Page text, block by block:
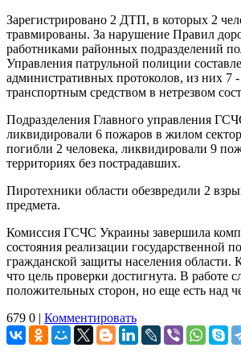
Зарегистрировано 2 ДТП, в которых 2
травмированы. За нарушение Правил
работниками районных подразделений
Управления патрульной полиции
административных протоколов, из них 7 -
транспортным средством в нетрезвом
Подразделения Главного управления
ликвидировали 6 пожаров в жилом
погибли 2 человека, ликвидировали 9
территориях без пострадавших.
Пиротехники области обезвредили 2
предмета.
Комиссия ГСЧС Украины завершила
состояния реализации государственной
гражданской защиты населения области.
что цель проверки достигнута. В работе
положительных сторон, но еще есть над
679 0 | Комментировать